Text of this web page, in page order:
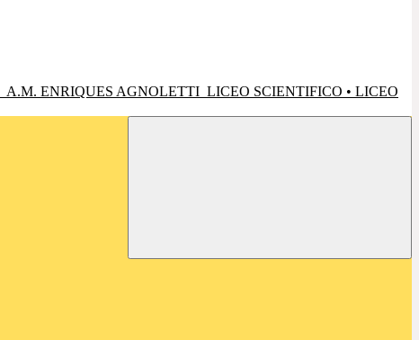
A.M. ENRIQUES AGNOLETTI LICEO SCIENTIFICO • LICEO